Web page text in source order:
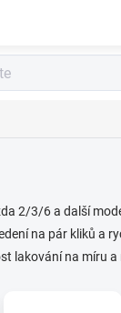
2/3/6 a další
na pár kliků a
lakování na míru a